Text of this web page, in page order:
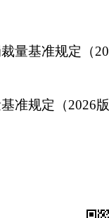
量基准规定（
准规定（2026